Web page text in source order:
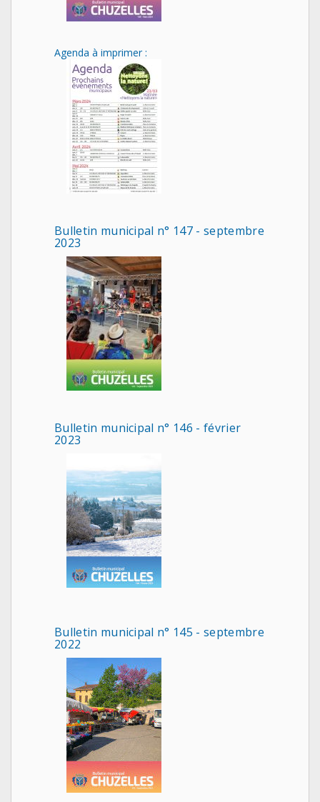
Agenda à imprimer :
Bulletin municipal n° 147 - septembre
2023
Bulletin municipal n° 146 - février
2023
Bulletin municipal n° 145 - septembre
2022